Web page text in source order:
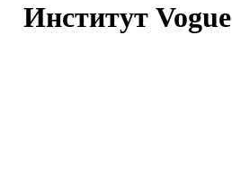
Институт Vogue